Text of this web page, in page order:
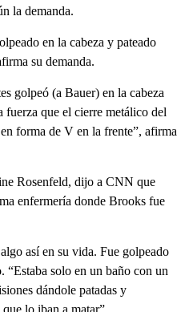
la demanda.
en la cabeza y pateado
su demanda.
golpeó (a Bauer) en la cabeza
fuerza que el cierre metálico del
forma de V en la frente”, afirma
Rosenfeld, dijo a CNN que
enfermería donde Brooks fue
así en su vida. Fue golpeado
“Estaba solo en un baño con un
dándole patadas y